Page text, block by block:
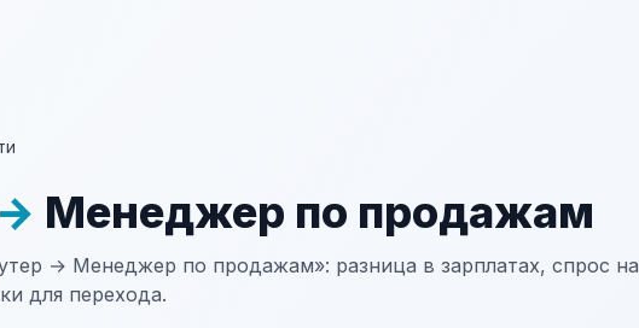
→ Менеджер по продажам
→ Менеджер по продажам»: разница в зарплатах, спрос на
для перехода.